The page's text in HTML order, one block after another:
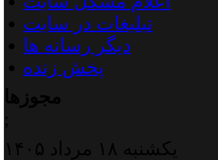
تبلیغات در سایت
دیگر رسانه ها
پخش زنده
مجوزها
;
یکشنبه ۱۸ مرداد ۱۴۰۵